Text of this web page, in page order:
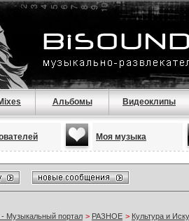
Альбомы Видеоклипы
Моя музыка
- Музыкальный портал > РАЗНОЕ > Культура и